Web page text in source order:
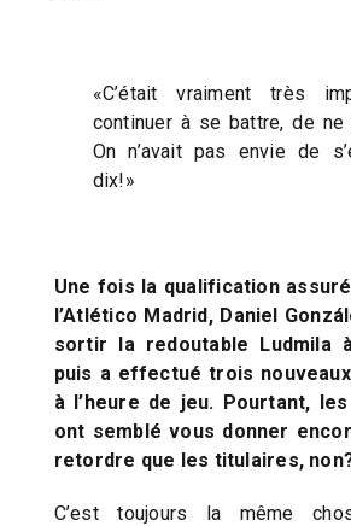
«C’était vraiment très
continuer à se battre, de ne
On n’avait pas envie de
dix!»
Une fois la qualification
l’Atlético Madrid, Daniel
sortir la redoutable Ludmila
puis a effectué trois
à l’heure de jeu. Pourtant,
ont semblé vous donner
retordre que les titulaires,
C’est toujours la même